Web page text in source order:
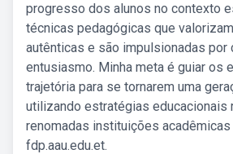
progresso dos alunos no contexto
técnicas pedagógicas que
autênticas e são impulsionadas por
entusiasmo. Minha meta é guiar os
trajetória para se tornarem uma
utilizando estratégias educacionais
renomadas instituições
fdp.aau.edu.et.